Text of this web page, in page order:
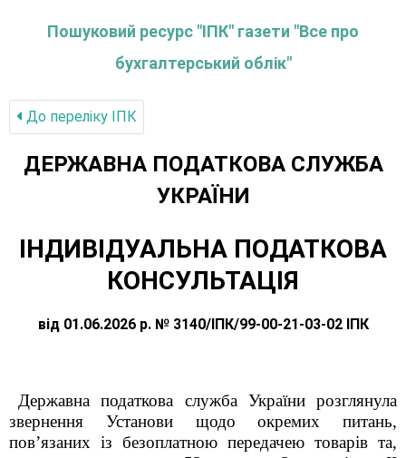
Пошуковий ресурс "ІПК" газети "Все про
бухгалтерський облік"
До переліку IПК
ДЕРЖАВНА ПОДАТКОВА СЛУЖБА
УКРАЇНИ
ІНДИВІДУАЛЬНА ПОДАТКОВА
КОНСУЛЬТАЦІЯ
від 01.06.2026 р. № 3140/ІПК/99-00-21-03-02 ІПК
Державна податкова служба України розглянула
звернення Установи щодо окремих питань,
пов’язаних із безоплатною передачею товарів та,